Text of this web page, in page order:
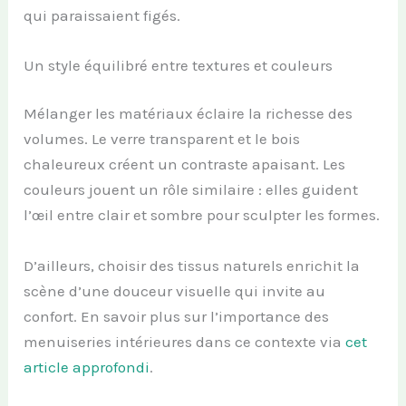
qui paraissaient figés.
Un style équilibré entre textures et couleurs
Mélanger les matériaux éclaire la richesse des
volumes. Le verre transparent et le bois
chaleureux créent un contraste apaisant. Les
couleurs jouent un rôle similaire : elles guident
l’œil entre clair et sombre pour sculpter les formes.
D’ailleurs, choisir des tissus naturels enrichit la
scène d’une douceur visuelle qui invite au
confort. En savoir plus sur l’importance des
menuiseries intérieures dans ce contexte viacet
article approfondi.